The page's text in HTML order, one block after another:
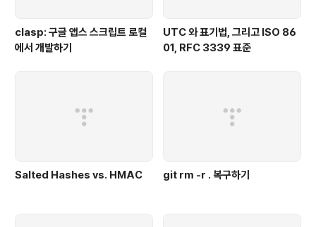
clasp: 구글 앱스 스크립트 로컬
에서 개발하기
UTC 와 표기법, 그리고 ISO 86
01, RFC 3339 표준
Salted Hashes vs. HMAC git rm -r . 복구하기